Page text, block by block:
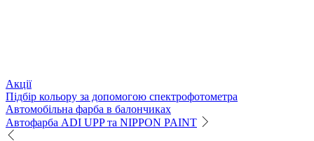
Акції
Підбір кольору за допомогою спектрофотометра
Автомобільна фарба в балончиках
Автофарба ADI UPP та NIPPON PAINT